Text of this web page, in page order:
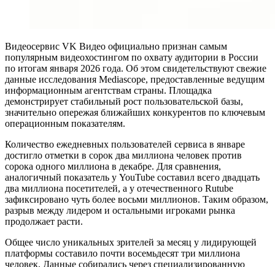
Видеосервис VK Видео официально признан самым
популярным видеохостингом по охвату аудитории в России
по итогам января 2026 года. Об этом свидетельствуют свежие
данные исследования Mediascope, предоставленные ведущим
информационным агентствам страны. Площадка
демонстрирует стабильный рост пользовательской базы,
значительно опережая ближайших конкурентов по ключевым
операционным показателям.
Количество ежедневных пользователей сервиса в январе
достигло отметки в сорок два миллиона человек против
сорока одного миллиона в декабре. Для сравнения,
аналогичный показатель у YouTube составил всего двадцать
два миллиона посетителей, а у отечественного Rutube
зафиксировано чуть более восьми миллионов. Таким образом,
разрыв между лидером и остальными игроками рынка
продолжает расти.
Общее число уникальных зрителей за месяц у лидирующей
платформы составило почти восемьдесят три миллиона
человек. Данные собирались через специализированную